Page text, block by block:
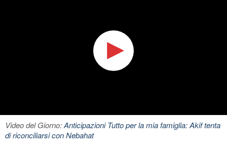
Video del Giorno:Anticipazioni Tutto per la mia famiglia: Akif tenta
di riconciliarsi con Nebahat